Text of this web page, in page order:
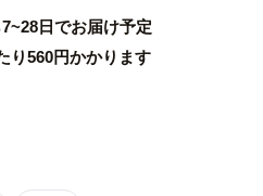
日でお届け予定
り560円かかります